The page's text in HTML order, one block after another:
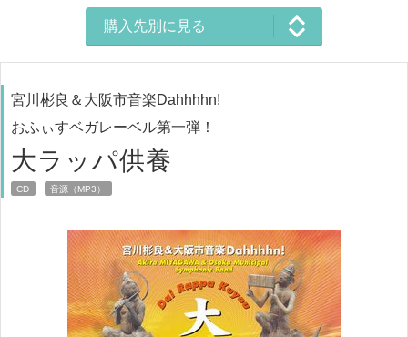
購入先別に見る
宮川彬良＆大阪市音楽Dahhhhn!
おふぃすベガレーベル第一弾！
大ラッパ供養
CD 音源（MP3）